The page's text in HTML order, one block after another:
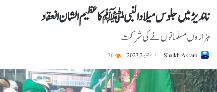
ناندیڑ میں جلوس میلادالنبی ﷺ کا عظیم الشان انعقاد
ہزاروں مسلمانوں نے کی شرکت
Shaikh Akram اکتوبر 2, 2023 36